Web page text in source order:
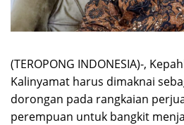
(TEROPONG INDONESIA)-,
Kalinyamat harus dimaknai
dorongan pada rangkaian
perempuan untuk bangkit